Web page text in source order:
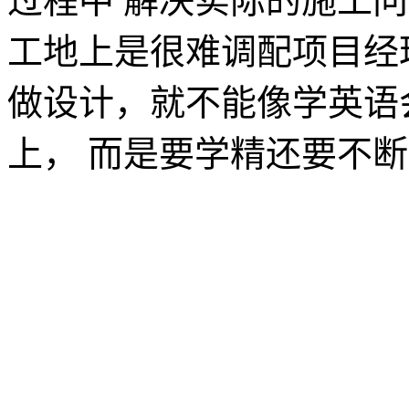
工地上是很难调配项目
做设计，就不能像学英
上， 而是要学精还要不